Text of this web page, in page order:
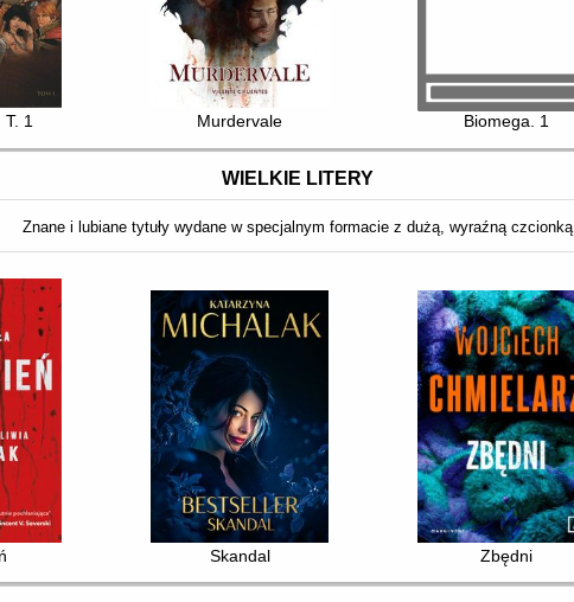
T. 1 Murdervale Biomega. 1
WIELKIE LITERY
Znane i lubiane tytuły wydane w specjalnym formacie z dużą, wyraźną czcionką
Skandal Zbędni